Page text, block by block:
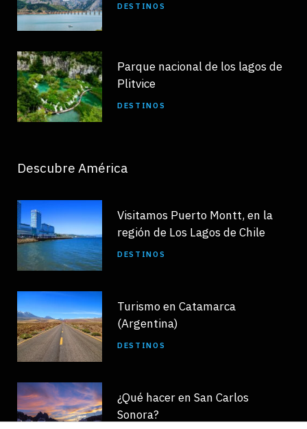
DESTINOS
Parque nacional de los lagos de
Plitvice
DESTINOS
Descubre América
Visitamos Puerto Montt, en la
región de Los Lagos de Chile
DESTINOS
Turismo en Catamarca
(Argentina)
DESTINOS
¿Qué hacer en San Carlos
Sonora?